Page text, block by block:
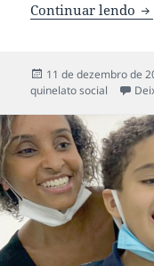
Continuar lendo
Publicado
em
11 de dezembro de
quinelato social